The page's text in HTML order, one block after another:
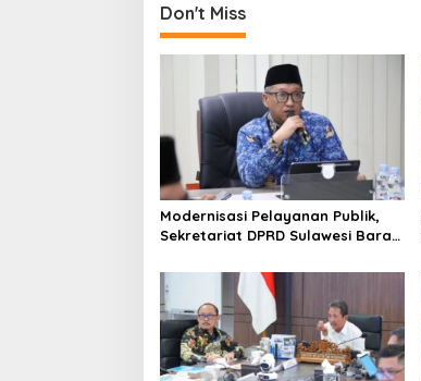
t
n
a
v
i
g
a
t
i
o
n
Don't Miss
Modernisasi Pelayanan Publik,
Sekretariat DPRD Sulawesi Barat